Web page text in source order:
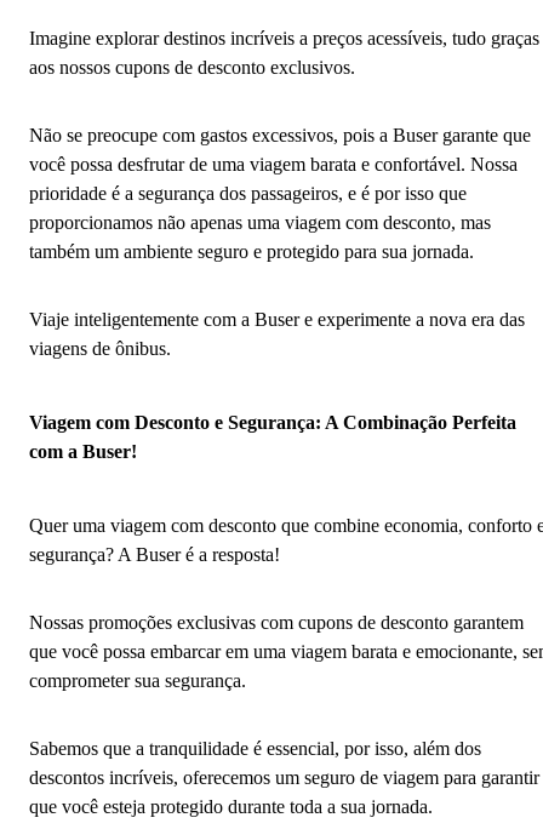
Imagine explorar destinos incríveis a preços acessíveis, tudo graças
aos nossos cupons de desconto exclusivos.
Não se preocupe com gastos excessivos, pois a Buser garante que
você possa desfrutar de uma viagem barata e confortável. Nossa
prioridade é a segurança dos passageiros, e é por isso que
proporcionamos não apenas uma viagem com desconto, mas
também um ambiente seguro e protegido para sua jornada.
Viaje inteligentemente com a Buser e experimente a nova era das
viagens de ônibus.
Viagem com Desconto e Segurança: A Combinação Perfeita
com a Buser!
Quer uma viagem com desconto que combine economia, conforto
segurança? A Buser é a resposta!
Nossas promoções exclusivas com cupons de desconto garantem
que você possa embarcar em uma viagem barata e emocionante,
comprometer sua segurança.
Sabemos que a tranquilidade é essencial, por isso, além dos
descontos incríveis, oferecemos um seguro de viagem para garantir
que você esteja protegido durante toda a sua jornada.